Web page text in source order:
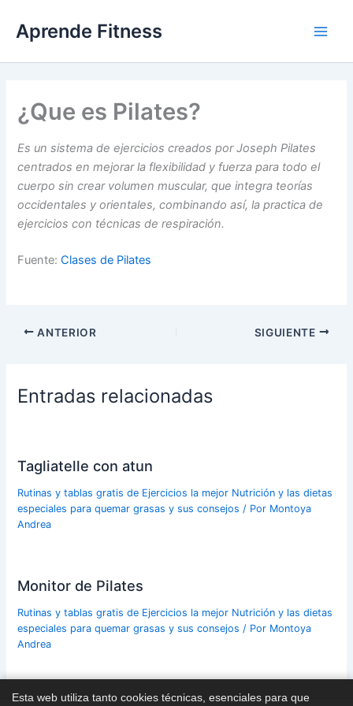
contenido
Aprende Fitness
¿Que es Pilates?
Es un sistema de ejercicios creados por Joseph Pilates
centrados en mejorar la flexibilidad y fuerza para todo el
cuerpo sin crear volumen muscular, que integra teorías
occidentales y orientales, combinando así, la practica de
ejercicios con técnicas de respiración.
Fuente:Clases de Pilates
ANTERIOR SIGUIENTE
Entradas relacionadas
Tagliatelle con atun
Rutinas y tablas gratis de Ejercicios la mejor Nutrición y las dietas
especiales para quemar grasas y sus consejos / Por Montoya
Andrea
Monitor de Pilates
Rutinas y tablas gratis de Ejercicios la mejor Nutrición y las dietas
especiales para quemar grasas y sus consejos / Por Montoya
Andrea
Esta web utiliza tanto cookies técnicas, esenciales para que